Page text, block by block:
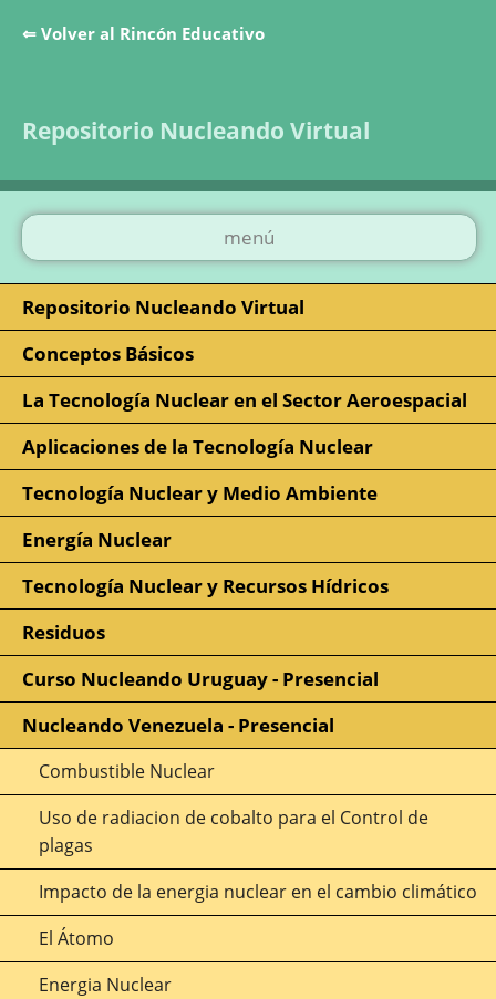
⇐ Volver al Rincón Educativo
Repositorio Nucleando Virtual
menú
Repositorio Nucleando Virtual
Conceptos Básicos
La Tecnología Nuclear en el Sector Aeroespacial
Aplicaciones de la Tecnología Nuclear
Tecnología Nuclear y Medio Ambiente
Energía Nuclear
Tecnología Nuclear y Recursos Hídricos
Residuos
Curso Nucleando Uruguay - Presencial
Nucleando Venezuela - Presencial
Combustible Nuclear
Uso de radiacion de cobalto para el Control de
plagas
Impacto de la energia nuclear en el cambio climático
El Átomo
Energia Nuclear